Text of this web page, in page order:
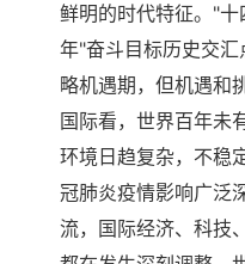
鲜明的时代特征。"
年"奋斗目标历史交
略机遇期，但机遇和
国际看，世界百年未
环境日趋复杂，不稳
冠肺炎疫情影响广泛
流，国际经济、科技